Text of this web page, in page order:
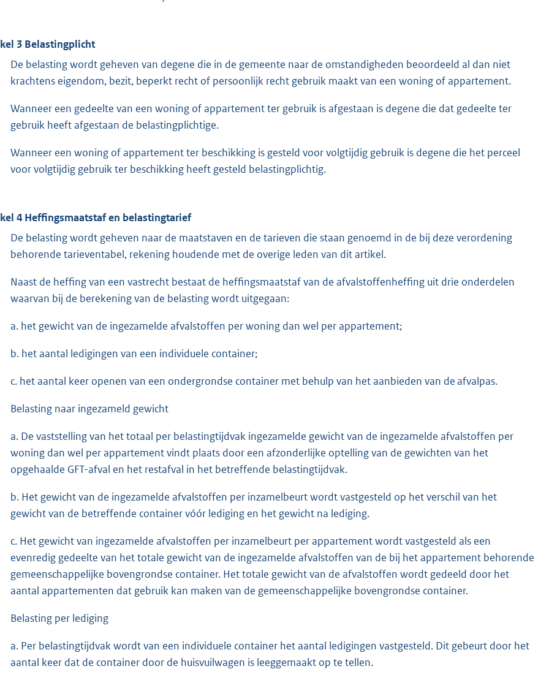
3 Belastingplicht
De belasting wordt geheven van degene die in de gemeente naar de omstandigheden beoordeeld al dan niet
krachtens eigendom, bezit, beperkt recht of persoonlijk recht gebruik maakt van een woning of appartement.
Wanneer een gedeelte van een woning of appartement ter gebruik is afgestaan is degene die dat gedeelte ter
gebruik heeft afgestaan de belastingplichtige.
Wanneer een woning of appartement ter beschikking is gesteld voor volgtijdig gebruik is degene die het perceel
voor volgtijdig gebruik ter beschikking heeft gesteld belastingplichtig.
4 Heffingsmaatstaf en belastingtarief
De belasting wordt geheven naar de maatstaven en de tarieven die staan genoemd in de bij deze verordening
behorende tarieventabel, rekening houdende met de overige leden van dit artikel.
Naast de heffing van een vastrecht bestaat de heffingsmaatstaf van de afvalstoffenheffing uit drie onderdelen
waarvan bij de berekening van de belasting wordt uitgegaan:
a. het gewicht van de ingezamelde afvalstoffen per woning dan wel per appartement;
b. het aantal ledigingen van een individuele container;
c. het aantal keer openen van een ondergrondse container met behulp van het aanbieden van de afvalpas.
Belasting naar ingezameld gewicht
a. De vaststelling van het totaal per belastingtijdvak ingezamelde gewicht van de ingezamelde afvalstoffen per
woning dan wel per appartement vindt plaats door een afzonderlijke optelling van de gewichten van het
opgehaalde GFT-afval en het restafval in het betreffende belastingtijdvak.
b. Het gewicht van de ingezamelde afvalstoffen per inzamelbeurt wordt vastgesteld op het verschil van het
gewicht van de betreffende container vóór lediging en het gewicht na lediging.
c. Het gewicht van ingezamelde afvalstoffen per inzamelbeurt per appartement wordt vastgesteld als een
evenredig gedeelte van het totale gewicht van de ingezamelde afvalstoffen van de bij het appartement behorende
gemeenschappelijke bovengrondse container. Het totale gewicht van de afvalstoffen wordt gedeeld door het
aantal appartementen dat gebruik kan maken van de gemeenschappelijke bovengrondse container.
Belasting per lediging
a. Per belastingtijdvak wordt van een individuele container het aantal ledigingen vastgesteld. Dit gebeurt door het
aantal keer dat de container door de huisvuilwagen is leeggemaakt op te tellen.